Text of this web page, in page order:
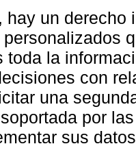
hay un
toda la
con
una
por
sus